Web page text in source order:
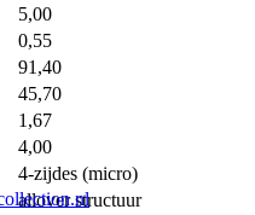
5,00
0,55
91,40
45,70
1,67
4,00
4-zijdes (micro)
allover structuur